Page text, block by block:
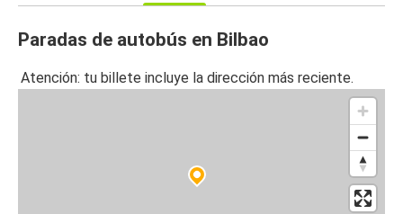
Paradas de autobús en Bilbao
Atención: tu billete incluye la dirección más reciente.